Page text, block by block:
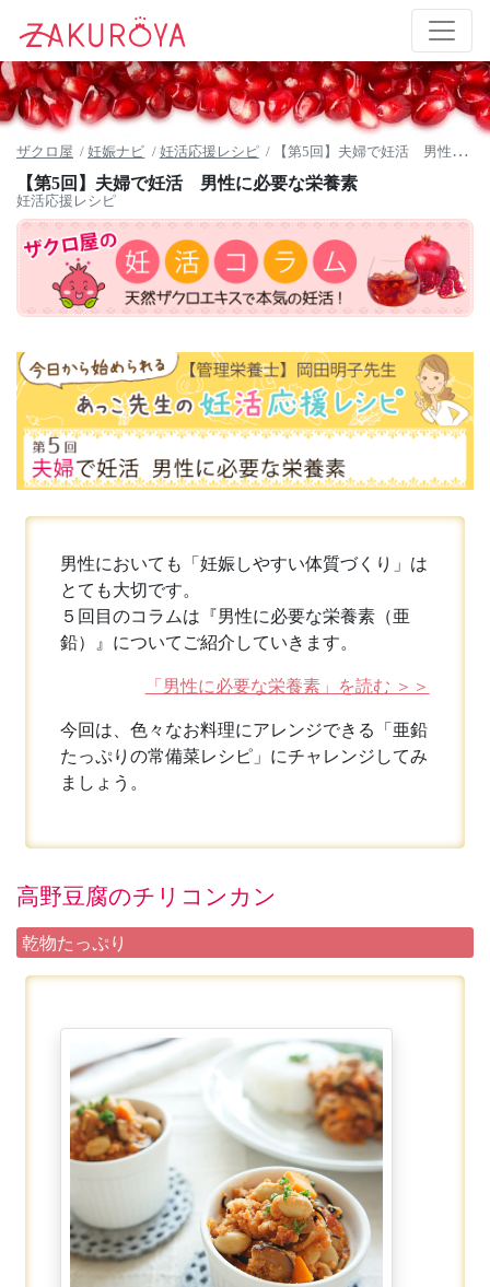
ザクロ屋 妊娠ナビ 妊活応援レシピ 【第5回】夫婦で妊活 男性に必要な栄養素
【第5回】夫婦で妊活 男性に必要な栄養素
妊活応援レシピ
男性においても「妊娠しやすい体質づくり」は
とても大切です。
５回目のコラムは『男性に必要な栄養素（亜
鉛）』についてご紹介していきます。
「男性に必要な栄養素」を読む ＞＞
今回は、色々なお料理にアレンジできる「亜鉛
たっぷりの常備菜レシピ」にチャレンジしてみ
ましょう。
高野豆腐のチリコンカン
乾物たっぷり